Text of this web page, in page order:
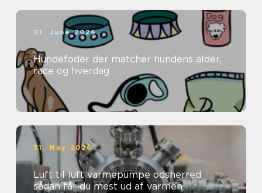
01. June 2026
Hundefoder der matcher hundens alder,
race og hverdag
31. May 2026
Luft til luft varmepumpe odsherred
sådan får du mest ud af varmen